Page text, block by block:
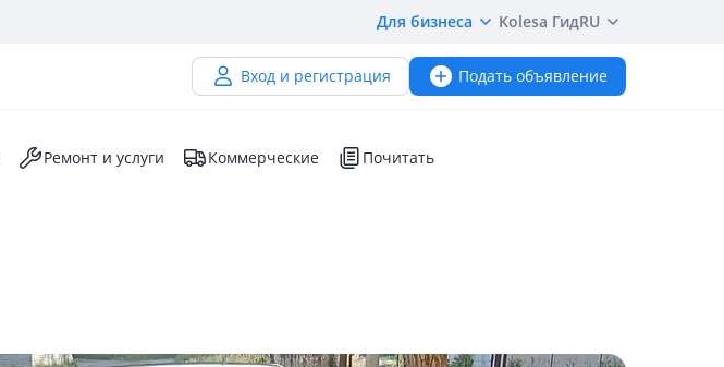
Для бизнеса Kolesa ГидRU
Вход и регистрация Подать объявление
Ремонт и услуги Коммерческие Почитать